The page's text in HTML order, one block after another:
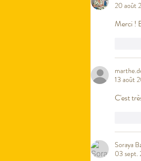
20 août
Merci !
13 août
C'est
Soraya
03 sept.